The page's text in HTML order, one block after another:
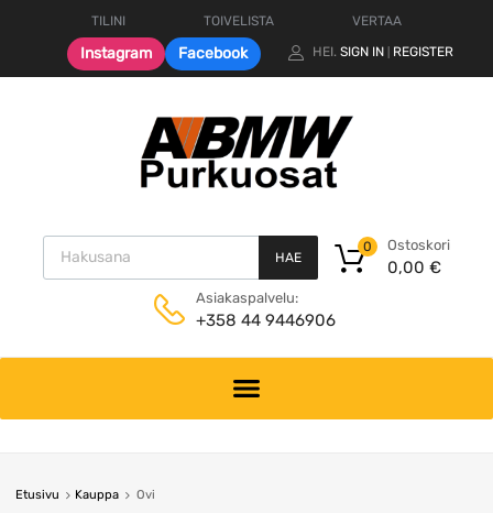
TILINI TOIVELISTA VERTAA
Instagram Facebook HEI. SIGN IN REGISTER
Products search
HAE
Ostoskori
0,00 €
0
Asiakaspalvelu:
+358 44 9446906
content
Etusivu Kauppa Ovi